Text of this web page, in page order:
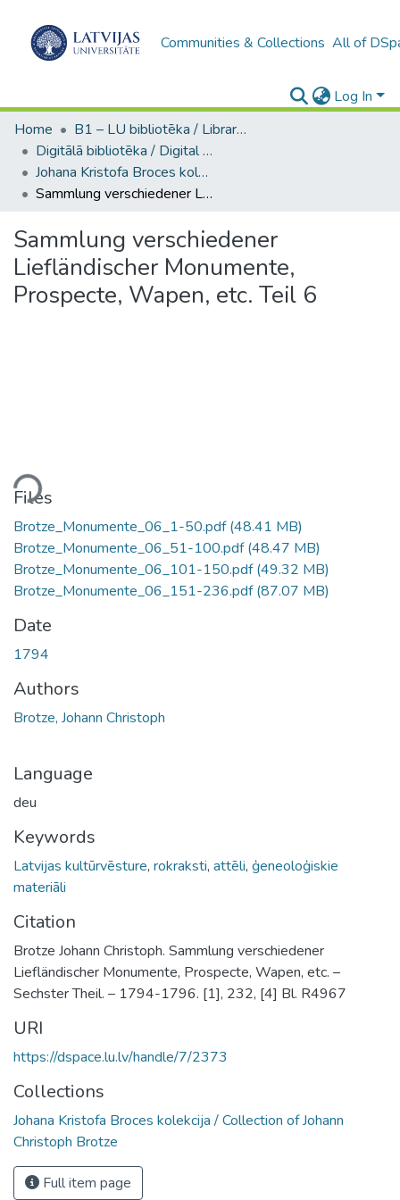
Communities & Collections All of
Log In
Home
B1 – LU bibliotēka / Library of the UL
Digitālā bibliotēka / Digital library
Johana Kristofa Broces kolekcija / Collection of Johann Christoph Brotze
Sammlung verschiedener Liefländischer Monumente, Prospecte, Wapen, etc. Teil 6
Sammlung verschiedener
Liefländischer Monumente,
Prospecte, Wapen, etc. Teil 6
Files
Brotze_Monumente_06_1-50.pdf(48.41 MB)
Brotze_Monumente_06_51-100.pdf(48.47 MB)
Brotze_Monumente_06_101-150.pdf(49.32 MB)
Brotze_Monumente_06_151-236.pdf(87.07 MB)
Date
1794
Authors
Brotze, Johann Christoph
Language
deu
Keywords
Latvijas kultūrvēsture, rokraksti, attēli, ģeneoloģiskie
materiāli
Citation
Brotze Johann Christoph. Sammlung verschiedener
Liefländischer Monumente, Prospecte, Wapen, etc. –
Sechster Theil. – 1794-1796. [1], 232, [4] Bl. R4967
URI
https://dspace.lu.lv/handle/7/2373
Collections
Johana Kristofa Broces kolekcija / Collection of Johann
Christoph Brotze
Full item page